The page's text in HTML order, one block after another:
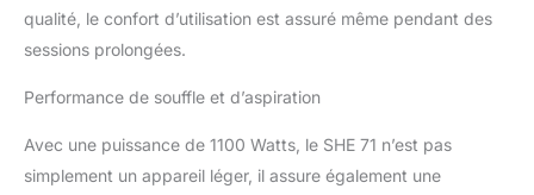
qualité, le confort d’utilisation est assuré même pendant des
sessions prolongées.
Performance de souffle et d’aspiration
Avec une puissance de 1100 Watts, le SHE 71 n’est pas
simplement un appareil léger, il assure également une